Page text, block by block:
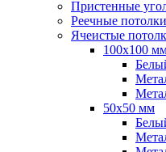
Пристенные
Реечные потолки
Ячеистые
100х100
50х50 мм